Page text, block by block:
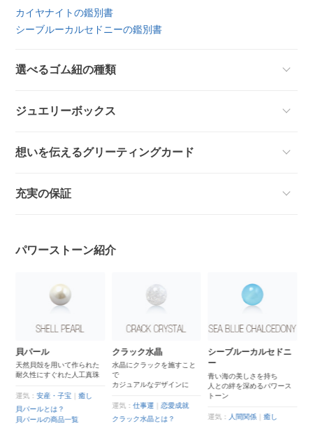
カイヤナイトの鑑別書
シーブルーカルセドニーの鑑別書
選べるゴム紐の種類
ジュエリーボックス
想いを伝えるグリーティングカード
充実の保証
パワーストーン紹介
貝パール
天然貝殻を用いて作られた
耐久性にすぐれた人工真珠
運気：安産・子宝 ｜癒し
貝パールとは？
貝パールの商品一覧
クラック水晶
水晶にクラックを施すこと
で
カジュアルなデザインに
運気：仕事運 ｜恋愛成就
クラック水晶とは？
シーブルーカルセドニ
ー
青い海の美しさを持ち
人との絆を深めるパワース
トーン
運気： 人間関係｜癒し